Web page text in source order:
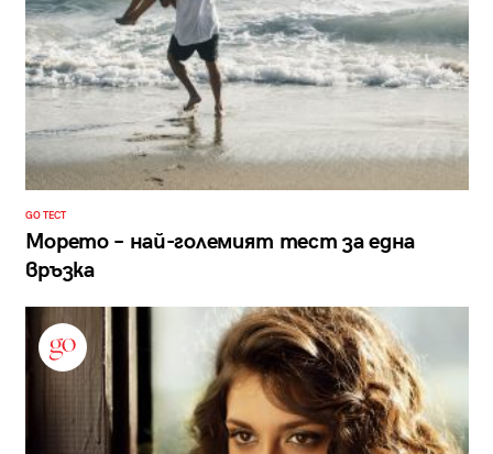
GO ТЕСТ
Морето – най-големият тест за една
връзка